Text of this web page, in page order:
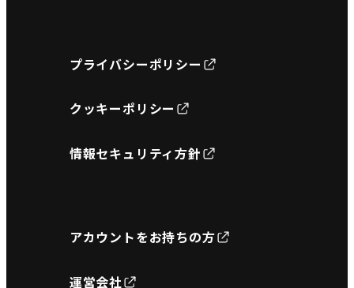
プライバシーポリシー
クッキーポリシー
情報セキュリティ方針
アカウントをお持ちの方
運営会社